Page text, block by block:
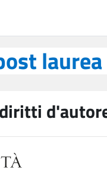
laurea